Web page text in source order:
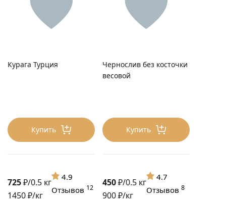
Купить
725₽/0.5 кг
1450 ₽/кг
Курага Турция
4.9
Отзывов 12
Купить
450₽/0.5 кг
900 ₽/кг
Чернослив без косточки
весовой
4.7
Отзывов 8